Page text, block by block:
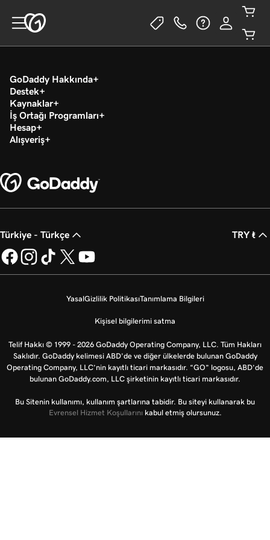
GoDaddy Hakkında
Destek
Kaynaklar
İş Ortağı Programları
Hesap
Alışveriş
Türkiye - Türkçe TRY ₺
YasalGizlilik PolitikasıTanımlama Bilgileri
Kişisel bilgilerimi satma
Telif Hakkı © 1999 - 2026 GoDaddy Operating Company, LLC. Tüm Hakları
Saklıdır. GoDaddy kelimesi ABD'de ve diğer ülkelerde bulunan GoDaddy
Operating Company, LLC’nin kayıtlı ticari markasıdır. “GO” logosu, ABD’de
bulunan GoDaddy.com, LLC şirketinin kayıtlı ticari markasıdır.
Bu Sitenin kullanımı, kullanım şartlarına tabidir. Bu siteyi kullanarak bu
Evrensel Hizmet Koşullarını kabul etmiş olursunuz.